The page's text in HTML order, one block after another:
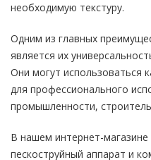
необходимую текстуру.
Одним из главных
является их
Они могут использоваться
для профессионального
промышленности,
В нашем интернет-
пескоструйный аппарат и